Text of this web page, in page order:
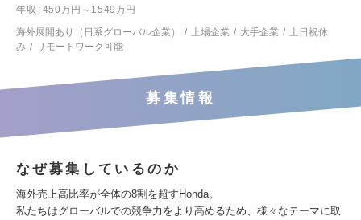
年収
450万円～1549万円
海外展開あり（日系グローバル企業）
上場企業 大手企業
土日祝休
み
リモートワーク可能
募集情報
なぜ募集しているのか
海外売上高比率が全体の8割を超すHonda。
私たちはグローバルでの競争力をより高めるため、様々なテーマに取